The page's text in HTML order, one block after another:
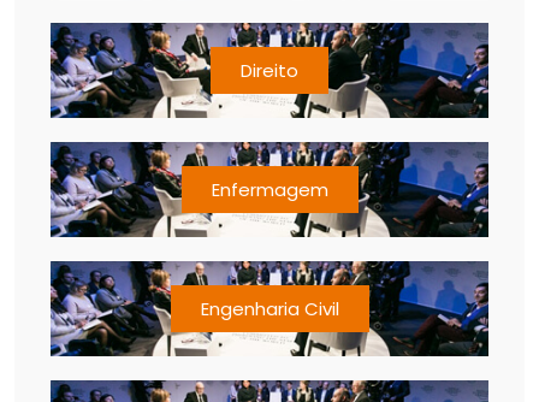
Direito
Enfermagem
Engenharia Civil